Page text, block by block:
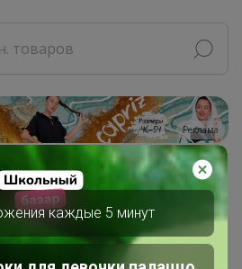
Реклама
каждые 5 минут